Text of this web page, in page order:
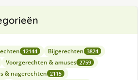
12144 Bijgerechten 3824
Voorgerechten & amuses 2759
& nagerechten 2115